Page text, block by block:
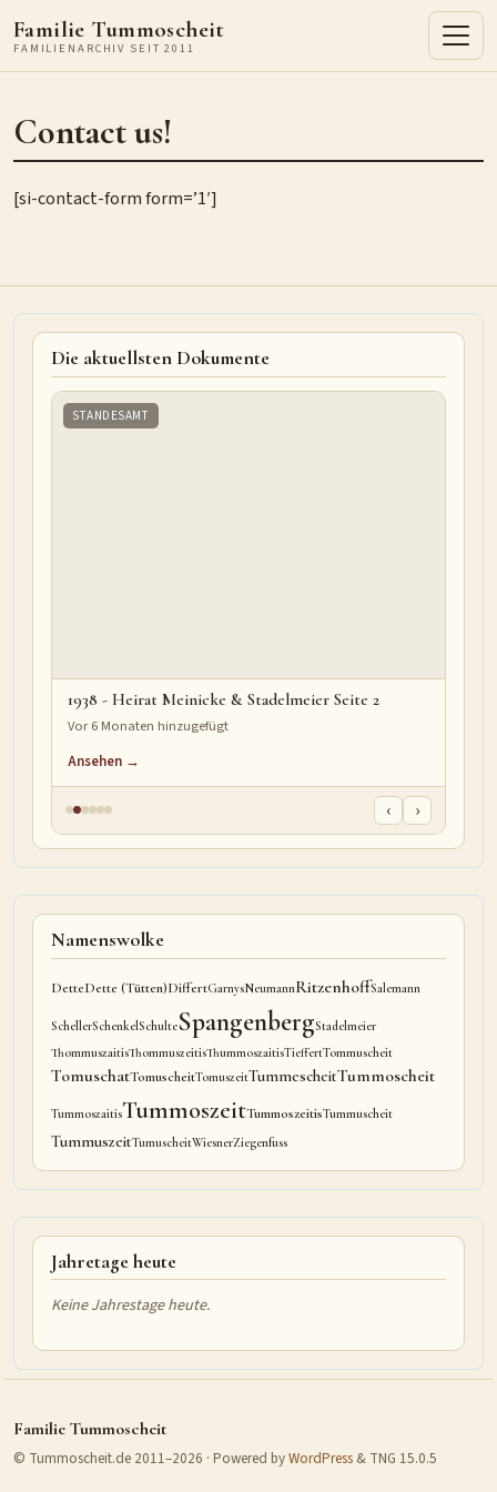
Familie Tummoscheit
FAMILIENARCHIV SEIT 2011
Contact us!
[si-contact-form form=’1′]
Die aktuellsten Dokumente
STANDESAMT
1938 - Heirat Meinicke & Stadelmeier Seite 2
Vor 6 Monaten hinzugefügt
Ansehen →
‹ ›
Namenswolke
DetteDette (Tütten)DiffertGarnysNeumannRitzenhoffSalemann
SchellerSchenkelSchulteSpangenbergStadelmeier
ThommuszaitisThommuszeitisThummoszaitisTieffertTommuscheit
TomuschatTomuscheitTomuszeitTummescheitTummoscheit
TummoszaitisTummoszeitTummoszeitisTummuscheit
TummuszeitTumuscheitWiesnerZiegenfuss
Jahretage heute
Keine Jahrestage heute.
Familie Tummoscheit
© Tummoscheit.de 2011–2026 · Powered byWordPress & TNG 15.0.5